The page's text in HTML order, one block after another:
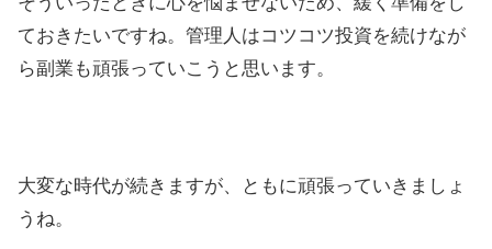
ておきたいですね。管理人はコツコツ投資を続けなが
ら副業も頑張っていこうと思います。
大変な時代が続きますが、ともに頑張っていきましょ
うね。